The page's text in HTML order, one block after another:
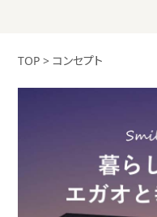
TOP >コンセプト